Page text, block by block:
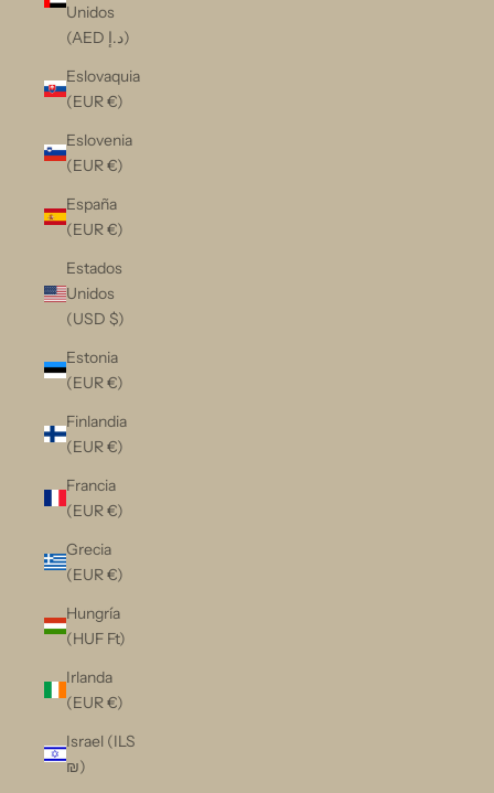
Unidos
(AED د.إ)
Eslovaquia
(EUR €)
Eslovenia
(EUR €)
España
(EUR €)
Estados
Unidos
(USD $)
Estonia
(EUR €)
Finlandia
(EUR €)
Francia
(EUR €)
Grecia
(EUR €)
Hungría
(HUF Ft)
Irlanda
(EUR €)
Israel (ILS
₪)